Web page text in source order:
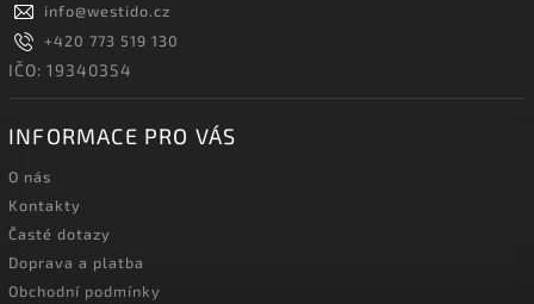
info@westido.cz
+420 773 519 130
IČO: 19340354
INFORMACE PRO VÁS
O nás
Kontakty
Časté dotazy
Doprava a platba
Obchodní podmínky